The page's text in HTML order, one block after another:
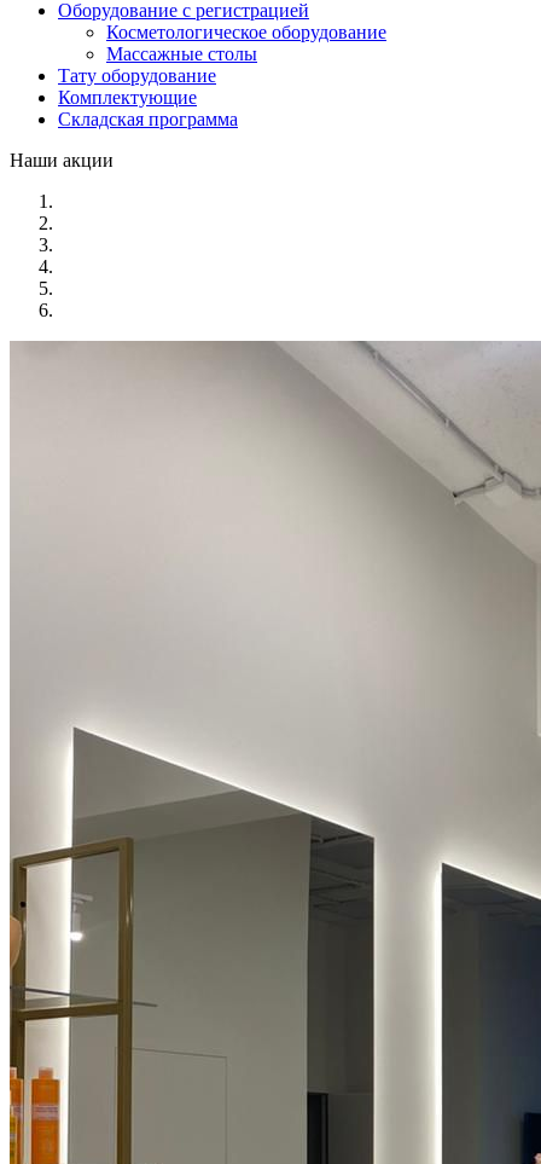
Оборудование с регистрацией
Косметологическое оборудование
Массажные столы
Тату оборудование
Комплектующие
Складская программа
Наши акции